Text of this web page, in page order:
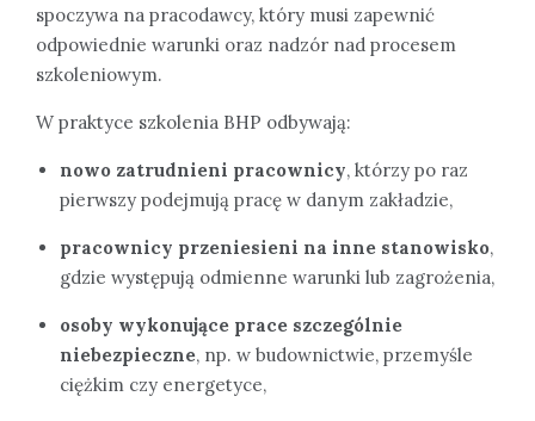
spoczywa na pracodawcy, który musi zapewnić
odpowiednie warunki oraz nadzór nad procesem
szkoleniowym.
W praktyce szkolenia BHP odbywają:
nowo zatrudnieni pracownicy, którzy po raz
pierwszy podejmują pracę w danym zakładzie,
pracownicy przeniesieni na inne stanowisko,
gdzie występują odmienne warunki lub zagrożenia,
osoby wykonujące prace szczególnie
niebezpieczne, np. w budownictwie, przemyśle
ciężkim czy energetyce,